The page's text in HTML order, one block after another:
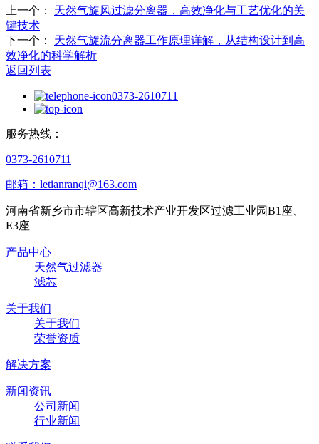
上一个：
天然气旋风过滤分离器，高效净化与工艺优化的关
键技术
下一个：
天然气旋流分离器工作原理详解，从结构设计到高
效净化的科学解析
返回列表
0373-2610711
服务热线：
0373-2610711
邮箱：letianranqi@163.com
河南省新乡市市辖区高新技术产业开发区过滤工业园B1座、
E3座
产品中心
天然气过滤器
滤芯
关于我们
关于我们
荣誉资质
解决方案
新闻资讯
公司新闻
行业新闻